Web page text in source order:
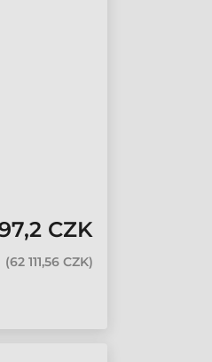
CZK
(62 111,56 CZK)